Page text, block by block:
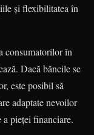
și flexibilitatea în
consumatorilor în
Dacă băncile se
este posibil să
adaptate nevoilor
a pieței financiare.